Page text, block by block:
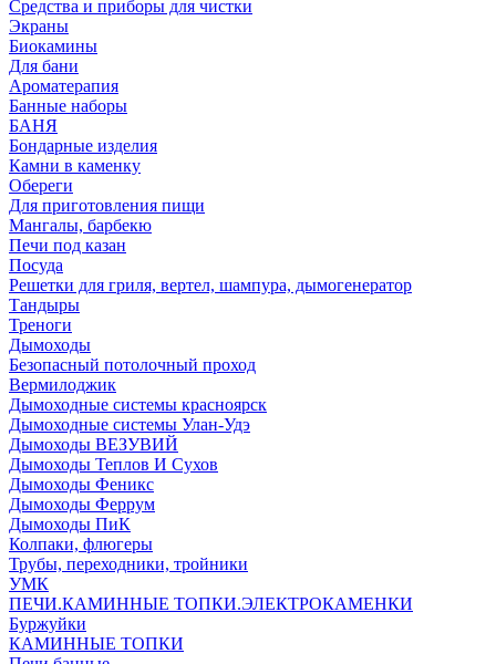
Средства и приборы для чистки
Экраны
Биокамины
Для бани
Ароматерапия
Банные наборы
БАНЯ
Бондарные изделия
Камни в каменку
Обереги
Для приготовления пищи
Мангалы, барбекю
Печи под казан
Посуда
Решетки для гриля, вертел, шампура, дымогенератор
Тандыры
Треноги
Дымоходы
Безопасный потолочный проход
Вермилоджик
Дымоходные системы красноярск
Дымоходные системы Улан-Удэ
Дымоходы ВЕЗУВИЙ
Дымоходы Теплов И Сухов
Дымоходы Феникс
Дымоходы Феррум
Дымоходы ПиК
Колпаки, флюгеры
Трубы, переходники, тройники
УМК
ПЕЧИ.КАМИННЫЕ ТОПКИ.ЭЛЕКТРОКАМЕНКИ
Буржуйки
КАМИННЫЕ ТОПКИ